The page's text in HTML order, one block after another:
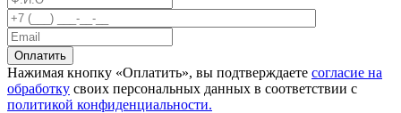
Оплатить
Нажимая кнопку «Оплатить», вы подтверждаете согласие на
обработку своих персональных данных в соответствии с
политикой конфиденциальности.